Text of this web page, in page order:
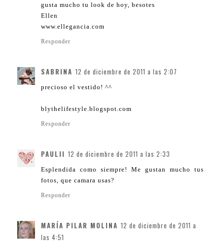
gusta mucho tu look de hoy, besotes
Ellen
www.ellegancia.com
Responder
SABRINA 12 de diciembre de 2011 a las 2:07
precioso el vestido! ^^
blythelifestyle.blogspot.com
Responder
PAULII 12 de diciembre de 2011 a las 2:33
Esplendida como siempre! Me gustan mucho tus
fotos, que camara usas?
Responder
MARÍA PILAR MOLINA 12 de diciembre de 2011 a
las 4:51